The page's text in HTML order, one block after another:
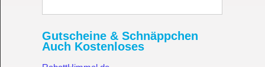
Gutscheine & Schnäppchen
Auch Kostenloses